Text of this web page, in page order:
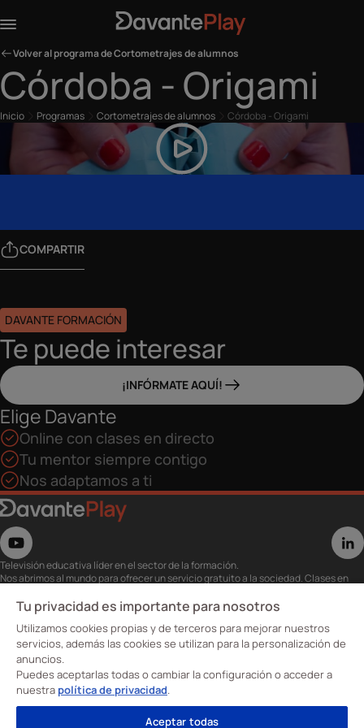
Volver al programa de Cortometrajes de alumnos
Córdoba - Origami
Inicio Programas Cortometrajes de alumnos Córdoba - Origami
COMPARTIR
DAVANTE FORMACIÓN
Te puede interesar
¡INFÓRMATE AQUÍ!
Elige Davante
Online con clases en directo
Tu mentor siempre contigo
Nos adaptamos a ti
Televisión educativa líder en el sector de la formación.
Nos abrimos al mundo para ofrecer un servicio gratuito a la sociedad. Clases en
eventos, masterclass y recursos para estudiantes…
Utiliza esta plataforma para tu formación ya seas opositor o estés formándote
para conseguir o mejorar tu empleo.
Te invitamos a conocer nuestro contenido a la carta para ver cuándo y dónde
quieras.
Davante Play. #FormaciónEnAbierto
Oposiciones
Tu privacidad es importante para nosotros
Utilizamos cookies propias y de terceros para mejorar nuestros
servicios, además las cookies se utilizan para la personalización de
anuncios.
Puedes aceptarlas todas o cambiar la configuración o acceder a
nuestra política de privacidad.
Aceptar todas